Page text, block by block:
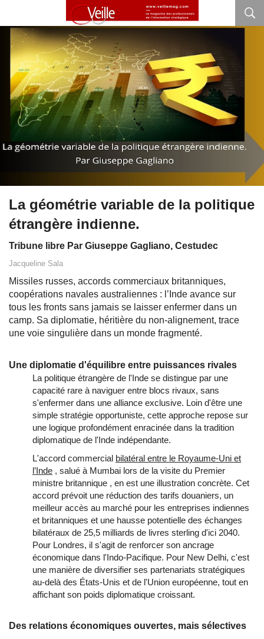
La géométrie variable de la politique
étrangère indienne.
Tribune libre Par Giuseppe Gagliano, Cestudec
Jacqueline Sala
Missiles russes, accords commerciaux britanniques,
coopérations navales australiennes : l’Inde avance sur
tous les fronts sans jamais se laisser enfermer dans un
camp. Sa diplomatie, héritière du non-alignement, trace
une voie singulière dans un monde fragmenté.
Une diplomatie d'équilibre entre puissances rivales
La politique étrangère de l'Inde se distingue par une
capacité rare à naviguer entre blocs rivaux, sans
s'enfermer dans une alliance exclusive. Loin d'être une
simple stratégie opportuniste, cette approche repose sur
une logique profondément enracinée dans la tradition
diplomatique de l'Inde indépendante.
L'accord commercial bilatéral entre le Royaume-Uni et
l’Inde , salué à Mumbai lors de la visite du Premier
ministre britannique , en est une illustration concrète. Cet
accord prévoit une réduction des tarifs douaniers, un
meilleur accès au marché pour les entreprises indiennes
et britanniques et une hausse potentielle des échanges
bilatéraux de 25,5 milliards de livres sterling d'ici 2040.
Pour Londres, il s'agit de renforcer son ancrage
économique dans l'Indo-Pacifique. Pour New Delhi, c'est
une manière de diversifier ses partenariats stratégiques
au-delà des États-Unis et de l'Union européenne, tout en
affichant son poids diplomatique croissant.
Des relations économiques ouvertes, mais sélectives